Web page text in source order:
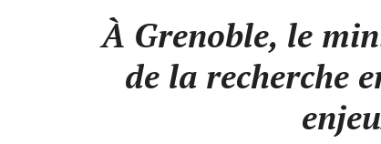
À Grenoble, le
de la recherche